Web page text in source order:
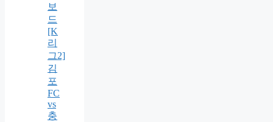
보
드
[K
리
그2]
김
포
FC
vs
충